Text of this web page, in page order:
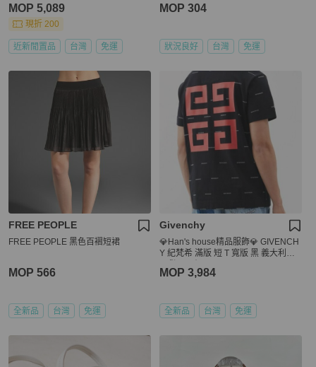
MOP 5,089
現折 200
近新閒置品 台灣 免運
MOP 304
狀況良好 台灣 免運
FREE PEOPLE
FREE PEOPLE 黑色百褶短裙
MOP 566
全新品 台灣 免運
Givenchy
💎Han's house精品服飾💎 GIVENCH
Y 紀梵希 滿版 短 T 寬版 黑 義大利製
MOP 3,984
全新品 台灣 免運